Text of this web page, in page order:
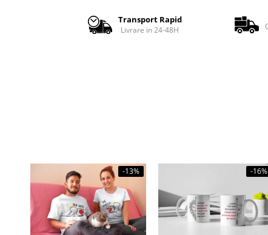
Transport Rapid
Livrare in 24-48H
-13% -16%